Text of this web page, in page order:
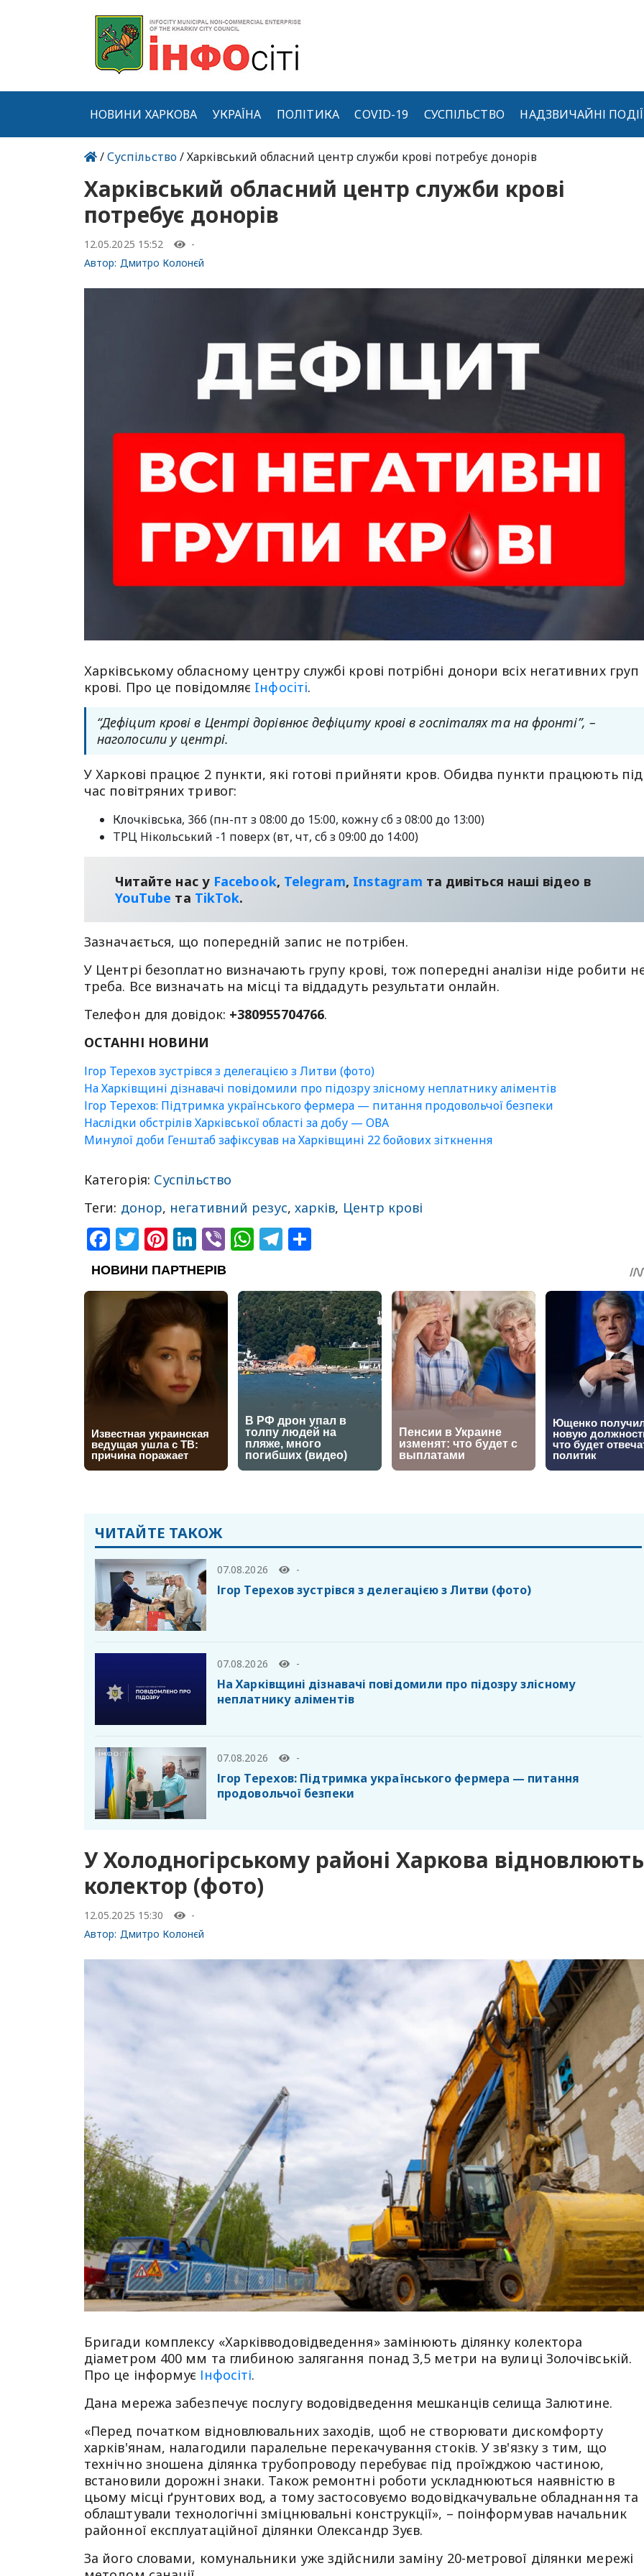
НОВИНИ ХАРКОВА УКРАЇНА ПОЛІТИКА COVID-19 СУСПІЛЬСТВО НАДЗВИЧАЙНІ ПОДІЇ
/Суспільство/ Харківський обласний центр служби крові потребує донорів
Харківський обласний центр служби крові
потребує донорів
12.05.2025 15:52
-
Автор: Дмитро Колонєй
Харківському обласному центру службі крові потрібні донори всіх негативних груп
крові. Про це повiдомляє Iнфосiтi.
“Дефіцит крові в Центрі дорівнює дефіциту крові в госпіталях та на фронті”, –
наголосили у центрі.
У Харкові працює 2 пункти, які готові прийняти кров. Обидва пункти працюють під
час повітряних тривог:
Клочківська, 366 (пн-пт з 08:00 до 15:00, кожну сб з 08:00 до 13:00)
ТРЦ Нікольський -1 поверх (вт, чт, сб з 09:00 до 14:00)
Читайте нас у Facebook, Telegram, Instagram та дивіться наші відео в
YouТube та TikTok.
Зазначається, що попередній запис не потрібен.
У Центрі безоплатно визначають групу крові, тож попередні аналізи ніде робити
треба. Все визначать на місці та віддадуть результати онлайн.
Телефон для довідок: +380955704766.
ОСТАННІ НОВИНИ
Ігор Терехов зустрівся з делегацією з Литви (фото)
На Харківщині дізнавачі повідомили про підозру злісному неплатнику аліментів
Ігор Терехов: Підтримка українського фермера — питання продовольчої безпеки
Наслідки обстрілів Харківської області за добу — ОВА
Минулої доби Генштаб зафіксував на Харківщині 22 бойових зіткнення
Категорія: Суспільство
Теги: донор, негативний резус, харків, Центр крові
Facebook
Twitter
Pinterest
LinkedIn
ViberWhatsApp
Telegram
ЧИТАЙТЕ ТАКОЖ
07.08.2026 -
Ігор Терехов зустрівся з делегацією з Литви (фото)
07.08.2026 -
На Харківщині дізнавачі повідомили про підозру злісному
неплатнику аліментів
07.08.2026 -
Ігор Терехов: Підтримка українського фермера — питання
продовольчої безпеки
У Холодногірському районі Харкова відновлюють
колектор (фото)
12.05.2025 15:30
-
Автор: Дмитро Колонєй
Бригади комплексу «Харківводовідведення» замінюють ділянку колектора
діаметром 400 мм та глибиною залягання понад 3,5 метри на вулиці Золочівській.
Про це інформує Інфосіті.
Дана мережа забезпечує послугу водовідведення мешканців селища Залютине.
«Перед початком відновлювальних заходів, щоб не створювати дискомфорту
харків'янам, налагодили паралельне перекачування стоків. У зв'язку з тим, що
технічно зношена ділянка трубопроводу перебуває під проїжджою частиною,
встановили дорожні знаки. Також ремонтні роботи ускладнюються наявністю в
цьому місці ґрунтових вод, а тому застосовуємо водовідкачувальне обладнання та
облаштували технологічні зміцнювальні конструкції», – поінформував начальник
районної експлуатаційної ділянки Олександр Зуєв.
За його словами, комунальники уже здійснили заміну 20-метрової ділянки мережі